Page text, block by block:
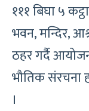
१११ बिघा ५
भवन, मन्दिर,
ठहर गर्दै
भौतिक संरचना
।